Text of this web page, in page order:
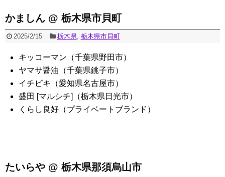
かましん @ 栃木県市貝町
2025/2/15 栃木県, 栃木県市貝町
キッコーマン（千葉県野田市）
ヤマサ醤油（千葉県銚子市）
イチビキ（愛知県名古屋市）
盛田 [マルシチ]（栃木県日光市）
くらし良好（プライベートブランド）
たいらや @ 栃木県那須烏山市